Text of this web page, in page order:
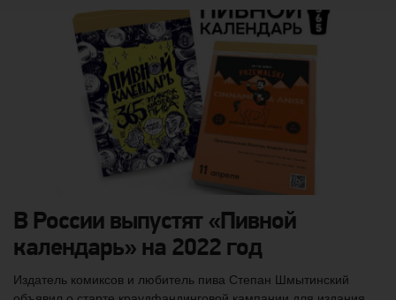
В России выпустят «Пивной
календарь» на 2022 год
Издатель комиксов и любитель пива Степан Шмытинский